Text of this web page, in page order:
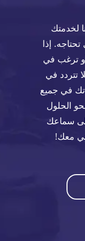
لخدمتك
إذا
ترغب في
تتردد في
في جميع
الحلول
سماعك
معك!